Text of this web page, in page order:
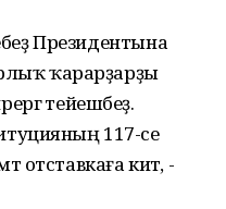
Президентына
ҡарарҙарҙы
тейешбеҙ.
117-се
отставкаға китә, -